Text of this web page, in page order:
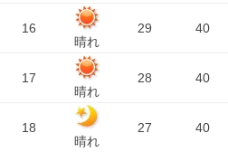
16
晴れ
29 40
17
晴れ
28 40
18
晴れ
27 40